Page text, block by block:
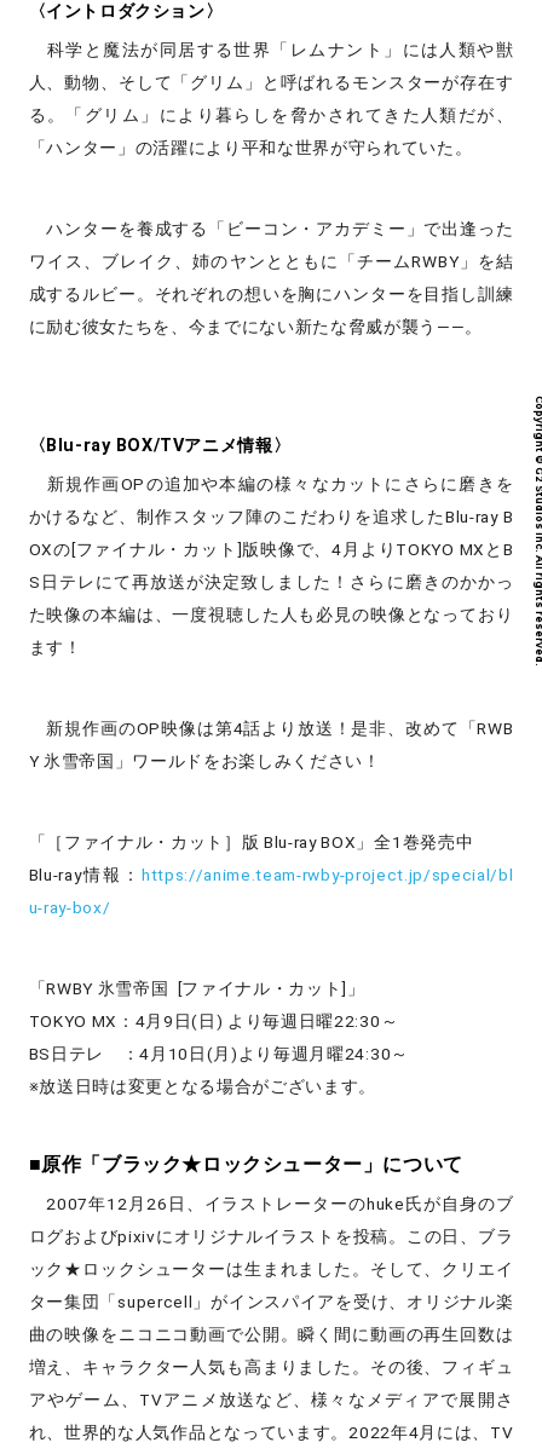
Copyright © G2
〈イントロダクション〉
科学と魔法が同居する世界「レムナント」には人類や獣
人、動物、そして「グリム」と呼ばれるモンスターが存在す
る。「グリム」により暮らしを脅かされてきた人類だが、
「ハンター」の活躍により平和な世界が守られていた。
ハンターを養成する「ビーコン・アカデミー」で出逢った
ワイス、ブレイク、姉のヤンとともに「チームRWBY」を結
成するルビー。それぞれの想いを胸にハンターを目指し訓練
に励む彼女たちを、今までにない新たな脅威が襲う――。
〈Blu-ray BOX/TVアニメ情報〉
新規作画OPの追加や本編の様々なカットにさらに磨きを
かけるなど、制作スタッフ陣のこだわりを追求したBlu-ray B
OXの[ファイナル・カット]版映像で、4月よりTOKYO MXとB
S日テレにて再放送が決定致しました！さらに磨きのかかっ
た映像の本編は、一度視聴した人も必見の映像となっており
ます！
新規作画のOP映像は第4話より放送！是非、改めて「RWB
Y 氷雪帝国」ワールドをお楽しみください！
「［ファイナル・カット］版 Blu-ray BOX」全1巻発売中
Blu-ray情報： https://anime.team-rwby-project.jp/special/bl
u-ray-box/
「RWBY 氷雪帝国 [ファイナル・カット]」
TOKYO MX：4月9日(日) より毎週日曜22:30～
BS日テレ ：4月10日(月)より毎週月曜24:30～
※放送日時は変更となる場合がございます。
■原作「ブラック★ロックシューター」について
2007年12月26日、イラストレーターのhuke氏が自身のブ
ログおよびpixivにオリジナルイラストを投稿。この日、ブラ
ック★ロックシューターは生まれました。そして、クリエイ
ター集団「supercell」がインスパイアを受け、オリジナル楽
曲の映像をニコニコ動画で公開。瞬く間に動画の再生回数は
増え、キャラクター人気も高まりました。その後、フィギュ
アやゲーム、TVアニメ放送など、様々なメディアで展開さ
れ、世界的な人気作品となっています。2022年4月には、TV